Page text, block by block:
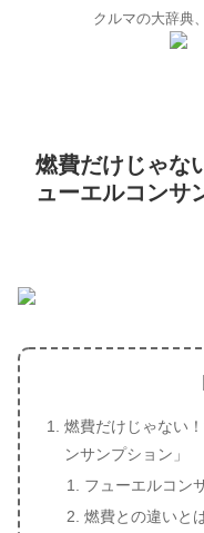
クルマの大辞典
燃費だけじゃな
ューエルコンサ
燃費だけじゃない
ンサンプション」
フューエルコン
燃費との違いと